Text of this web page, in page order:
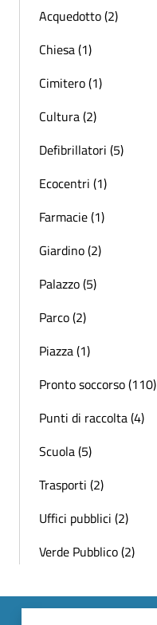
Acquedotto (2)
Chiesa (1)
Cimitero (1)
Cultura (2)
Defibrillatori (5)
Ecocentri (1)
Farmacie (1)
Giardino (2)
Palazzo (5)
Parco (2)
Piazza (1)
Pronto soccorso (110)
Punti di raccolta (4)
Scuola (5)
Trasporti (2)
Uffici pubblici (2)
Verde Pubblico (2)